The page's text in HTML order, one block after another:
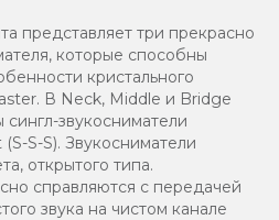
представляет три прекрасно
которые способны
кристального
В Neck, Middle и Bridge
звукосниматели
S-S). Звукосниматели
открытого типа.
справляются с передачей
звука на чистом канале